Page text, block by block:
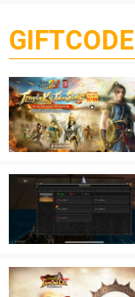
GIFTCODE